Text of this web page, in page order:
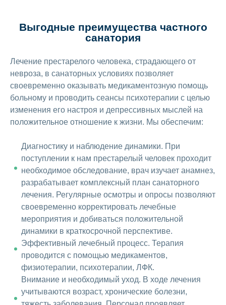
Выгодные преимущества частного
санатория
Лечение престарелого человека, страдающего от
невроза, в санаторных условиях позволяет
своевременно оказывать медикаментозную помощь
больному и проводить сеансы психотерапии с целью
изменения его настроя и депрессивных мыслей на
положительное отношение к жизни. Мы обеспечим:
Диагностику и наблюдение динамики. При
поступлении к нам престарелый человек проходит
необходимое обследование, врач изучает анамнез,
разрабатывает комплексный план санаторного
лечения. Регулярные осмотры и опросы позволяют
своевременно корректировать лечебные
мероприятия и добиваться положительной
динамики в краткосрочной перспективе.
Эффективный лечебный процесс. Терапия
проводится с помощью медикаментов,
физиотерапии, психотерапии, ЛФК.
Внимание и необходимый уход. В ходе лечения
учитываются возраст, хронические болезни,